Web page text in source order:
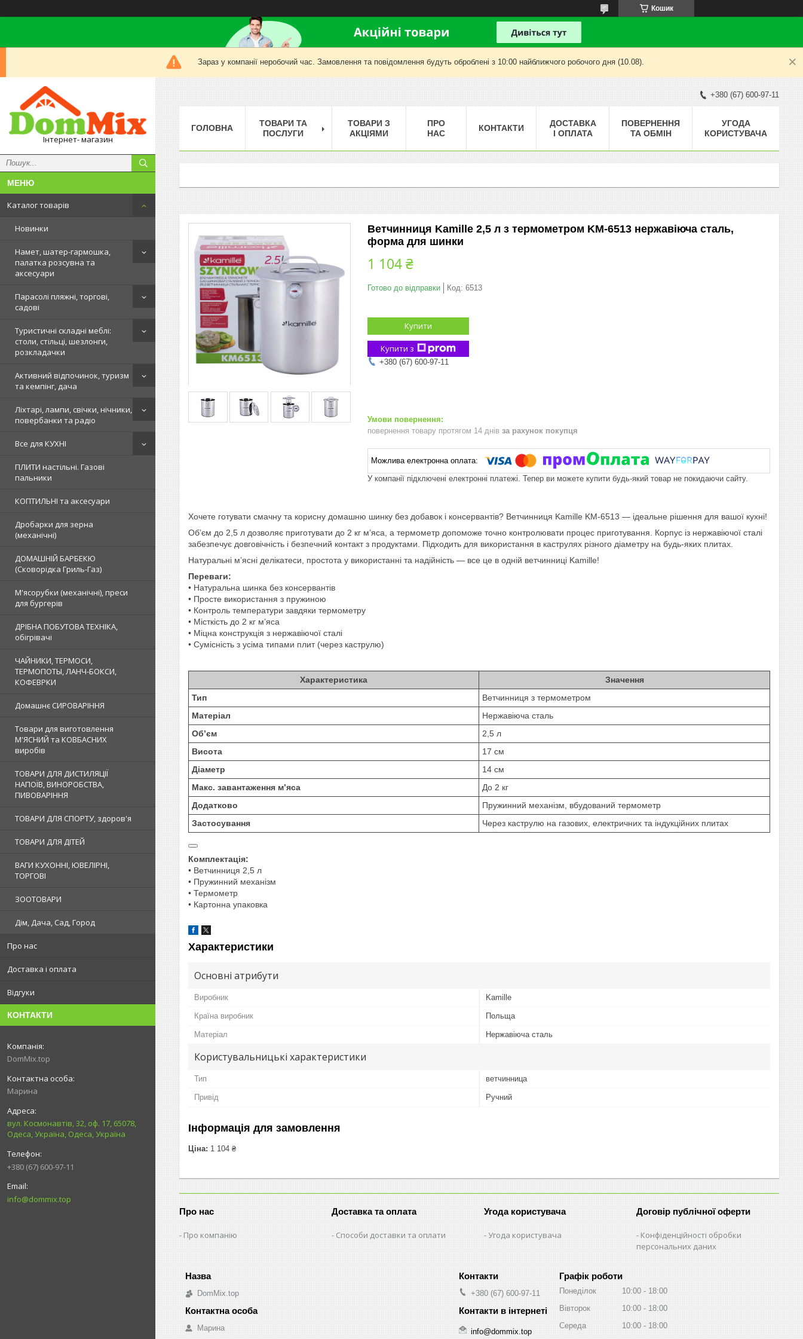
Кошик
Зараз у компанії неробочий час. Замовлення та повідомлення будуть оброблені з 10:00 найближчого робочого дня (10.08).
Інтернет- магазин
Каталог товарів
Новинки
Намет, шатер-гармошка,
палатка розсувна та
аксесуари
Парасолі пляжні, торгові,
садові
Туристичні складні меблі:
столи, стільці, шезлонги,
розкладачки
Активний відпочинок, туризм
та кемпінг, дача
Ліхтарі, лампи, свічки, нічники,
повербанки та радіо
Все для КУХНІ
ПЛИТИ настільні. Газові
пальники
КОПТИЛЬНІ та аксесуари
Дробарки для зерна
(механічні)
ДОМАШНІЙ БАРБЕКЮ
(Сковорідка Гриль-Газ)
М'ясорубки (механічні), преси
для бургерів
ДРІБНА ПОБУТОВА ТЕХНІКА,
обігрівачі
ЧАЙНИКИ, ТЕРМОСИ,
ТЕРМОПОТЫ, ЛАНЧ-БОКСИ,
КОФЕВРКИ
Домашнє СИРОВАРІННЯ
Товари для виготовлення
М'ЯСНИЙ та КОВБАСНИХ
виробів
ТОВАРИ ДЛЯ ДИСТИЛЯЦІЇ
НАПОЇВ, ВИНОРОБСТВА,
ПИВОВАРІННЯ
ТОВАРИ ДЛЯ СПОРТУ, здоров'я
ТОВАРИ ДЛЯ ДІТЕЙ
ВАГИ КУХОННІ, ЮВЕЛІРНІ,
ТОРГОВІ
ЗООТОВАРИ
Дім, Дача, Сад, Город
Про нас
Доставка і оплата
Відгуки
КОНТАКТИ
DomMix.top
Марина
вул. Космонавтів, 32, оф. 17, 65078,
Одеса, Україна, Одеса, Україна
+380 (67) 600-97-11
info@dommix.top
+380 (67) 600-97-11
ГОЛОВНА
ТОВАРИ ТА
ПОСЛУГИ
ТОВАРИ З
АКЦІЯМИ
ПРО
НАС
КОНТАКТИ
ДОСТАВКА
І ОПЛАТА
ПОВЕРНЕННЯ
ТА ОБМІН
УГОДА
КОРИСТУВАЧА
Ветчинниця Kamille 2,5 л з термометром KM-6513 нержавіюча сталь,
форма для шинки
1 104 ₴
Готово до відправки Код: 6513
Купити
Купити з
+380 (67) 600-97-11
повернення товару протягом 14 днів за рахунок покупця
У компанії підключені електронні платежі. Тепер ви можете купити будь-який товар не покидаючи сайту.
Хочете готувати смачну та корисну домашню шинку без добавок і консервантів? Ветчинниця Kamille KM-6513 — ідеальне рішення для вашої кухні!
Об’єм до 2,5 л дозволяє приготувати до 2 кг м’яса, а термометр допоможе точно контролювати процес приготування. Корпус із нержавіючої сталі
забезпечує довговічність і безпечний контакт з продуктами. Підходить для використання в каструлях різного діаметру на будь-яких плитах.
Натуральні м’ясні делікатеси, простота у використанні та надійність — все це в одній ветчинниці Kamille!
Переваги:
• Натуральна шинка без консервантів
• Просте використання з пружиною
• Контроль температури завдяки термометру
• Місткість до 2 кг м’яса
• Міцна конструкція з нержавіючої сталі
• Сумісність з усіма типами плит (через каструлю)
Характеристика
Значення
Тип
Ветчинниця з термометром
Матеріал
Нержавіюча сталь
Об’єм
2,5 л
Висота
17 см
Діаметр
14 см
Макс. завантаження м’яса
До 2 кг
Додатково
Пружинний механізм, вбудований термометр
Застосування
Через каструлю на газових, електричних та індукційних плитах
Комплектація:
• Ветчинниця 2,5 л
• Пружинний механізм
• Термометр
• Картонна упаковка
Характеристики
Основні атрибути
Виробник Kamille
Країна виробник Польща
Матеріал Нержавіюча сталь
Користувальницькі характеристики
Тип ветчинница
Привід Ручний
Інформація для замовлення
Ціна: 1 104 ₴
Про нас
Про компанію
Доставка та оплата
Способи доставки та оплати
Угода користувача
Угода користувача
Договір публічної оферти
Конфіденційності обробки
персональних даних
DomMix.top
Марина
+380 (67) 600-97-11
info@dommix.top
Графік роботи
Понеділок 10:00
18:00
Вівторок
10:00
18:00
Середа
10:00
18:00